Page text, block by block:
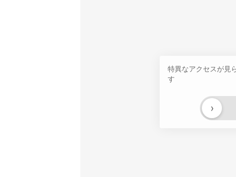
特異なアクセスが見
す
›